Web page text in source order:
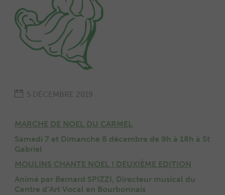
5 DÉCEMBRE 2019
MARCHE DE NOEL DU CARMEL
Samedi 7 et Dimanche 8 décembre de 9h à 18h à St
Gabriel
MOULINS CHANTE NOEL ! DEUXIÈME EDITION
Animé par Bernard SPIZZI, Directeur musical du
Centre d’Art Vocal en Bourbonnais